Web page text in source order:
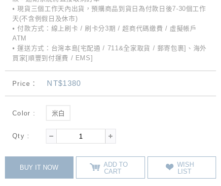
• 現貨三個工作天內出貨，預購商品到貨日為付款日後7-30個工作
天(不含例假日及休市)
• 付款方式：線上刷卡 / 刷卡分3期 / 超商代碼繳費 / 虛擬帳戶
ATM
• 運送方式：台灣本島[宅配通 / 711&全家取貨 / 郵寄包裹]、海外
買家[順豐到付運費 / EMS]
Price： NT$1380
Color : 米白
Qty :
BUY IT NOW
ADD TO
CART
WISH
LIST